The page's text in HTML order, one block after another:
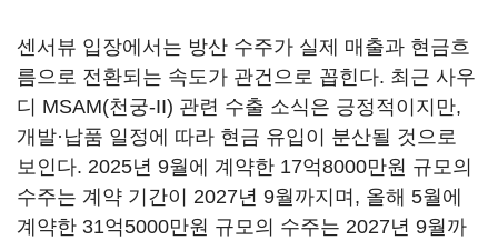
센서뷰 입장에서는 방산 수주가 실제 매출과 현금흐
름으로 전환되는 속도가 관건으로 꼽힌다. 최근 사우
디 MSAM(천궁-II) 관련 수출 소식은 긍정적이지만,
개발·납품 일정에 따라 현금 유입이 분산될 것으로
보인다. 2025년 9월에 계약한 17억8000만원 규모의
수주는 계약 기간이 2027년 9월까지며, 올해 5월에
계약한 31억5000만원 규모의 수주는 2027년 9월까